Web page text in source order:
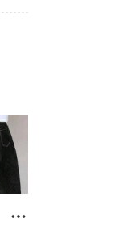
ー: ブラック, サイズ: XS